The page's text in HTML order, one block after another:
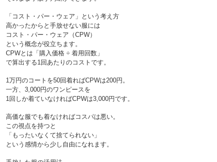
「コスト・パー・ウェア」という考え方
高かったからと手放せない服には
コスト・パー・ウェア（CPW）
という概念が役立ちます。
CPWとは「購入価格 ÷ 着用回数」
1万円のコートを50回着ればCPWは200円。
一方、3,000円のワンピースを
1回しか着ていなければCPWは3,000円です。
高価な服でも着なければコスパは悪い。
この視点を持つと
「もったいなくて捨てられない」